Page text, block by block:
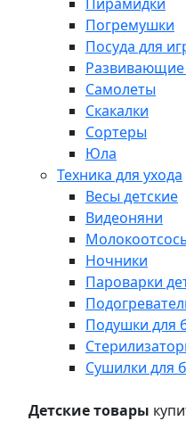
Погремушки
Посуда для
Самолеты
Скакалки
Сортеры
Юла
Техника для ухода
Весы детские
Видеоняни
Ночники
Пароварки
Подушки для
Сушилки для
Детские товары